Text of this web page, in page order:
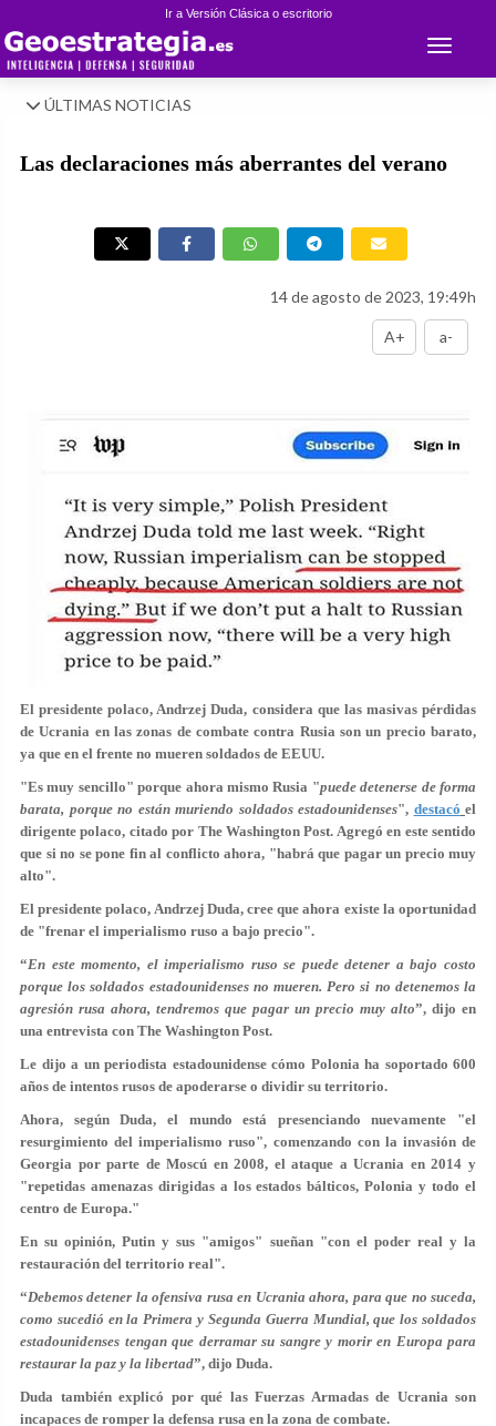
Ir a Versión Clásica o escritorio
Toggle
ÚLTIMAS NOTICIAS
Las declaraciones más aberrantes del verano
14 de agosto de 2023, 19:49h
A+ a-
El presidente polaco, Andrzej Duda, considera que las masivas pérdidas
de Ucrania en las zonas de combate contra Rusia son un precio barato,
ya que en el frente no mueren soldados de EEUU.
"Es muy sencillo" porque ahora mismo Rusia "puede detenerse de forma
barata, porque no están muriendo soldados estadounidenses", destacó el
dirigente polaco, citado por The Washington Post. Agregó en este sentido
que si no se pone fin al conflicto ahora, "habrá que pagar un precio muy
alto".
El presidente polaco, Andrzej Duda, cree que ahora existe la oportunidad
de "frenar el imperialismo ruso a bajo precio".
“En este momento, el imperialismo ruso se puede detener a bajo costo
porque los soldados estadounidenses no mueren. Pero si no detenemos la
agresión rusa ahora, tendremos que pagar un precio muy alto”, dijo en
una entrevista con The Washington Post.
Le dijo a un periodista estadounidense cómo Polonia ha soportado 600
años de intentos rusos de apoderarse o dividir su territorio.
Ahora, según Duda, el mundo está presenciando nuevamente "el
resurgimiento del imperialismo ruso", comenzando con la invasión de
Georgia por parte de Moscú en 2008, el ataque a Ucrania en 2014 y
"repetidas amenazas dirigidas a los estados bálticos, Polonia y todo el
centro de Europa."
En su opinión, Putin y sus "amigos" sueñan "con el poder real y la
restauración del territorio real".
“Debemos detener la ofensiva rusa en Ucrania ahora, para que no suceda,
como sucedió en la Primera y Segunda Guerra Mundial, que los soldados
estadounidenses tengan que derramar su sangre y morir en Europa para
restaurar la paz y la libertad”, dijo Duda.
Duda también explicó por qué las Fuerzas Armadas de Ucrania son
incapaces de romper la defensa rusa en la zona de combate.